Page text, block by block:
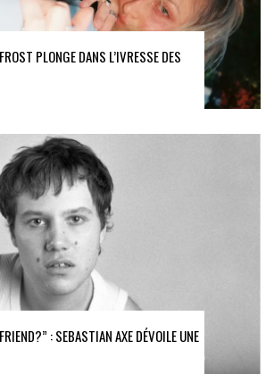
PLONGE DANS L’IVRESSE DES
: SEBASTIAN AXE DÉVOILE UNE